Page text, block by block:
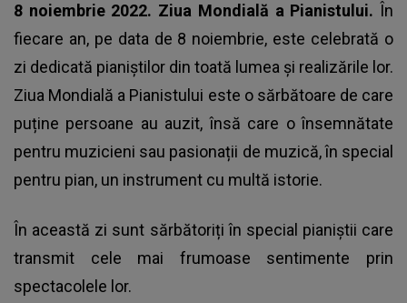
8 noiembrie 2022. Ziua Mondială a Pianistului. În
fiecare an, pe data de 8 noiembrie, este celebrată o
zi dedicată pianiștilor din toată lumea și realizările lor.
Ziua Mondială a Pianistului este o sărbătoare de care
puține persoane au auzit, însă care o însemnătate
pentru muzicieni sau pasionații de muzică, în special
pentru pian, un instrument cu multă istorie.
În această zi sunt sărbătoriți în special pianiștii care
transmit cele mai frumoase sentimente prin
spectacolele lor.